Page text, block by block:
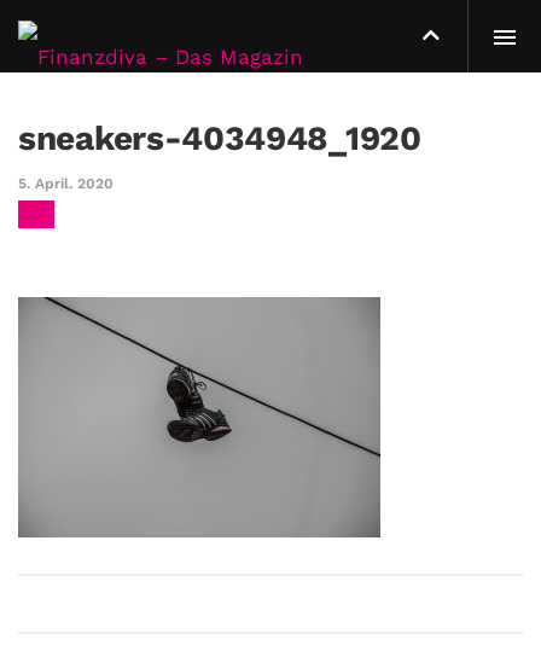
sneakers-4034948_1920
5. April. 2020